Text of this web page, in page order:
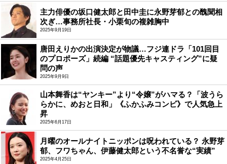
主力俳優の坂口健太郎と田中圭に永野芽郁との醜聞相
次ぎ…事務所社長・小栗旬の複雑胸中
2025年9月19日
唐田えりかの出演決定が物議…フジ連ドラ「101回目
のプロポーズ」続編 “話題優先キャスティング”に疑
問の声
2025年9月9日
山本舞香は“ヤンキー”より“令嬢”がハマる？「波うら
らかに、めおと日和」《ふかふみコンビ》で人気急上
昇
2025年6月17日
月曜のオールナイトニッポンは呪われている？ 永野芽
郁、フワちゃん、伊藤健太郎という不名誉な“実績”
2025年4月25日